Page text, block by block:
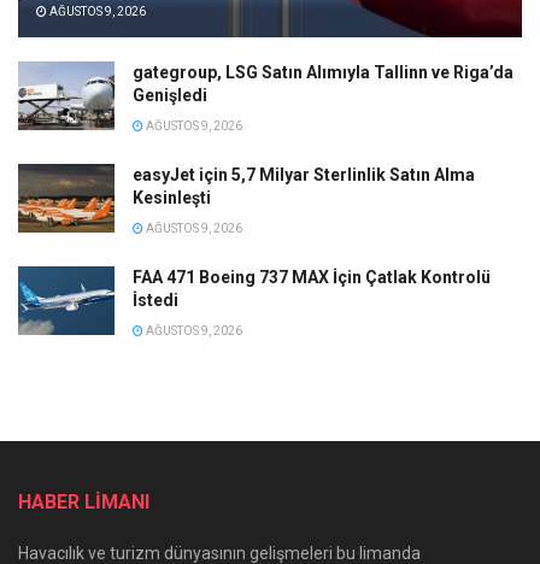
AĞUSTOS 9, 2026
gategroup, LSG Satın Alımıyla Tallinn ve Riga’da
Genişledi
AĞUSTOS 9, 2026
easyJet için 5,7 Milyar Sterlinlik Satın Alma
Kesinleşti
AĞUSTOS 9, 2026
FAA 471 Boeing 737 MAX İçin Çatlak Kontrolü
İstedi
AĞUSTOS 9, 2026
HABER LİMANI
Havacılık ve turizm dünyasının gelişmeleri bu limanda